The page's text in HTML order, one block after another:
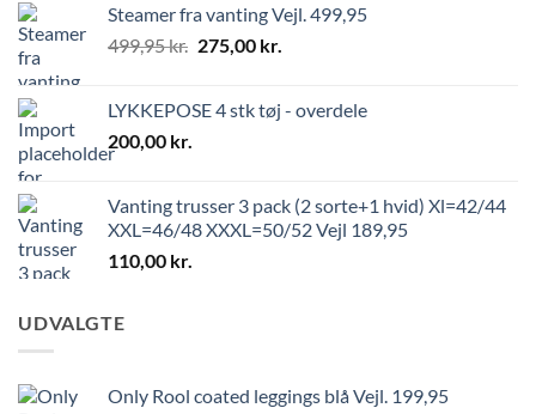
Steamer fra vanting Vejl. 499,95
499,95kr. 275,00 kr.
LYKKEPOSE 4 stk tøj - overdele
200,00 kr.
Vanting trusser 3 pack (2 sorte+1 hvid) Xl=42/44
XXL=46/48 XXXL=50/52 Vejl 189,95
110,00 kr.
UDVALGTE
Only Rool coated leggings blå Vejl. 199,95